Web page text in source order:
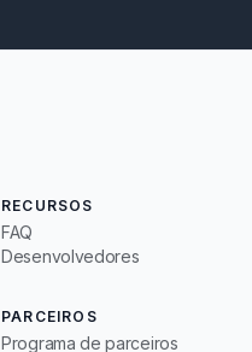
RECURSOS
FAQ
Desenvolvedores
PARCEIROS
Programa de parceiros